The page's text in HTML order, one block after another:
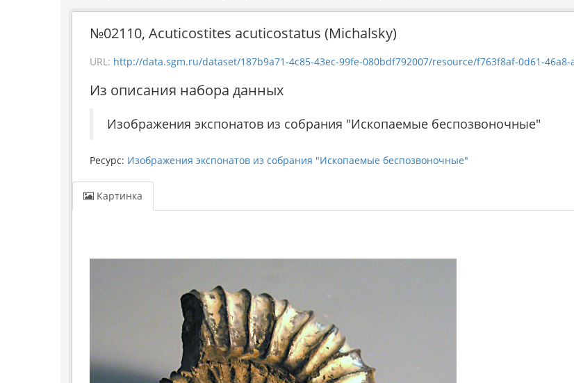
№02110, Acuticostites acuticostatus (Michalsky)
URL: http://data.sgm.ru/dataset/187b9a71-4c85-43ec-99fe-080bdf792007/resource/f763f8af-0d61-46a8-a92e-
Из описания набора данных
Изображения экспонатов из собрания "Ископаемые беспозвоночные"
Ресурс: Изображения экспонатов из собрания "Ископаемые беспозвоночные"
Картинка